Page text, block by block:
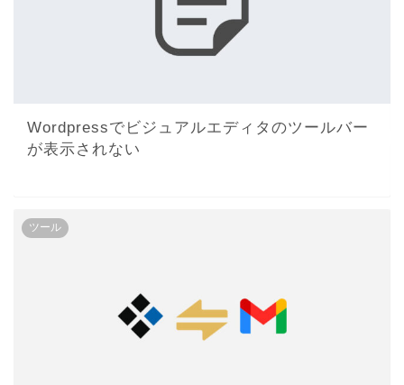
Wordpressでビジュアルエディタのツールバー
が表示されない
ツール